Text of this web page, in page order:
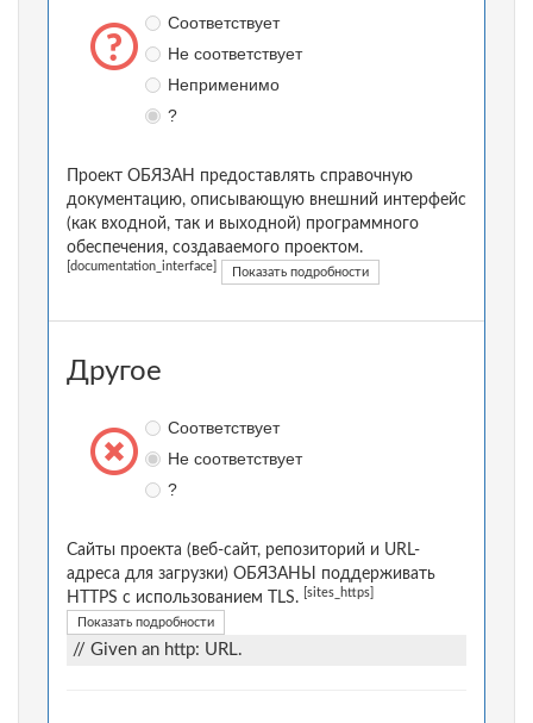
Соответствует
Не соответствует
Неприменимо
?
Проект ОБЯЗАН предоставлять справочную
документацию, описывающую внешний интерфейс
(как входной, так и выходной) программного
обеспечения, создаваемого проектом.
[documentation_interface] Показать подробности
Другое
Соответствует
Не соответствует
?
Сайты проекта (веб-сайт, репозиторий и URL-
адреса для загрузки) ОБЯЗАНЫ поддерживать
HTTPS с использованием TLS.
[sites_https]
Показать подробности
// Given an http: URL.